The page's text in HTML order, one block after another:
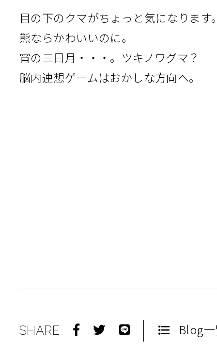
目の下のクマがちょっと気になります
熊ならかわいいのに。
宵の三日月・・・。ツキノワグマ？
脳内連想ゲームはおかしな方向へ。
SHARE Blog